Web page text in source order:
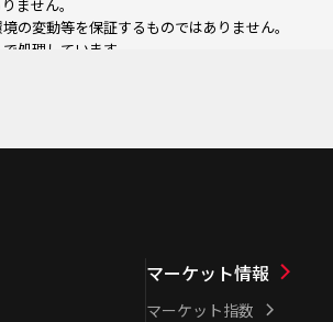
ません。
の変動等を保証するものではありません。
処理しています。
マーケット情報
マーケット指数